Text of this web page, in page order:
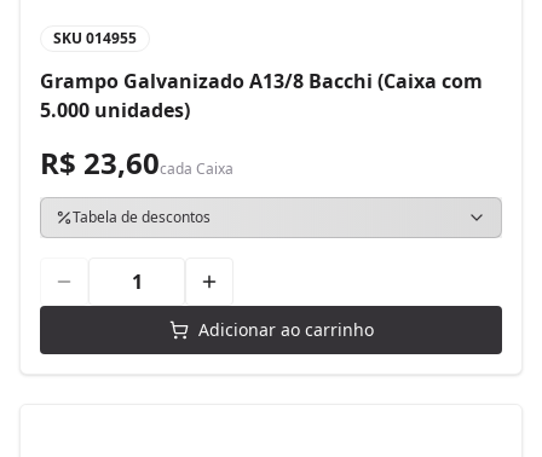
SKU 014955
Grampo Galvanizado A13/8 Bacchi (Caixa com
5.000 unidades)
R$ 23,60cada Caixa
Tabela de descontos
Adicionar ao carrinho